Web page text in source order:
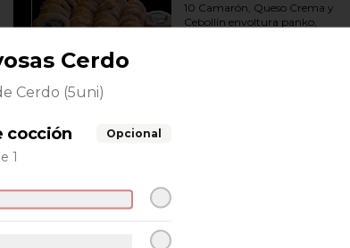
10 Camarón, Queso Crema y
Cebollín envoltura panko,
Cerdo
Cerdo (5uni)
cocción Opcional
1